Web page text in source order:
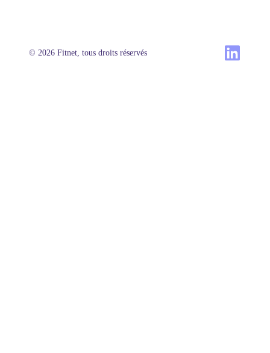
© 2026 Fitnet, tous droits réservés